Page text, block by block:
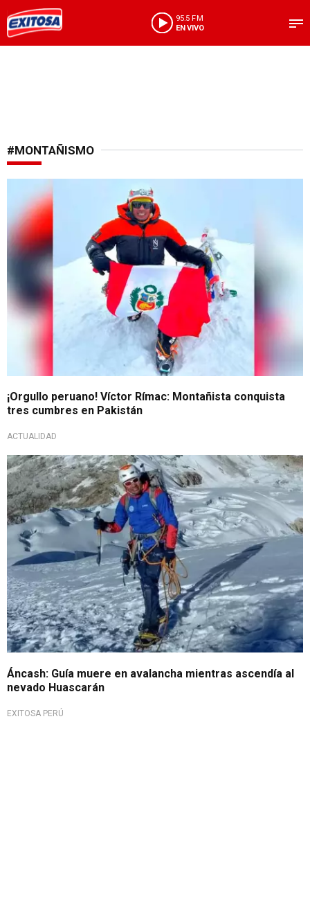
95.5 FM
EN VIVO
#MONTAÑISMO
¡Orgullo peruano! Víctor Rímac: Montañista conquista
tres cumbres en Pakistán
ACTUALIDAD
¡No volvió!
Áncash: Guía muere en avalancha mientras ascendía al
nevado Huascarán
EXITOSA PERÚ